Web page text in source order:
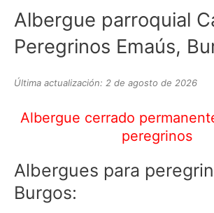
Albergue parroquial
Peregrinos Emaús,
Última actualización: 2 de agosto de 2026
Albergue cerrado
peregrinos
Albergues para
Burgos: